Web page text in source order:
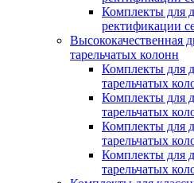
Комплекты для
ректификации
Высококачественная
тарельчатых колонн
Комплекты для
тарельчатых
Комплекты для
тарельчатых
Комплекты для
тарельчатых
Комплекты для
тарельчатых